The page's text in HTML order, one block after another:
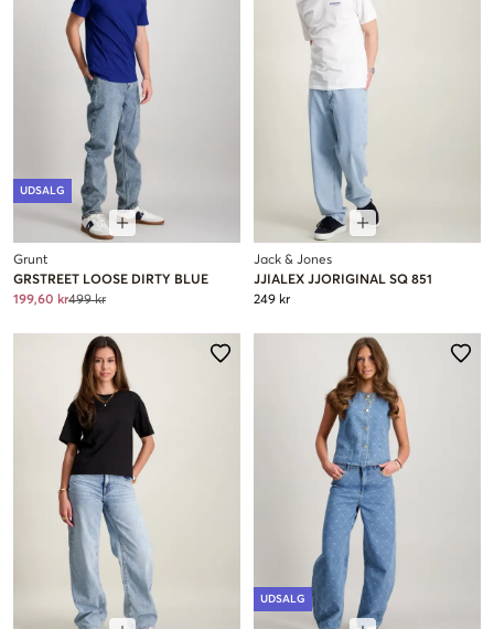
UDSALG
Grunt
GRSTREET LOOSE DIRTY BLUE
199,60 kr499 kr
Jack & Jones
JJIALEX JJORIGINAL SQ 851
249 kr
UDSALG